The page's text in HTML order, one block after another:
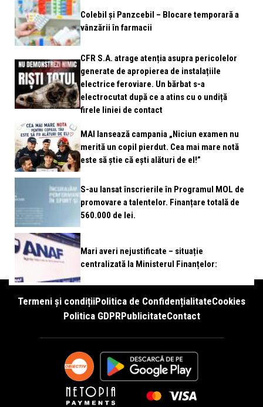
Colebil și Panzcebil – Blocare temporară a
vânzării în farmacii
CFR S.A. atrage atenția asupra pericolelor
generate de apropierea de instalațiile
electrice feroviare. Un bărbat s-a
electrocutat după ce a atins cu o undiță
firele liniei de contact
MAI lansează campania „Niciun examen nu
merită un copil pierdut. Cea mai mare notă
este să știe că ești alături de el!”
S-au lansat înscrierile în Programul MOL de
promovare a talentelor. Finanțare totală de
560.000 de lei.
Mari averi nejustificate – situație
centralizată la Ministerul Finanțelor:
Termeni și condițiiPolitica de ConfidențialitateCookies
Politica GDPRPublicitateContact